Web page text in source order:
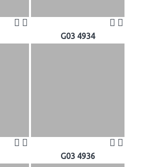
G03 4934
G03 4936